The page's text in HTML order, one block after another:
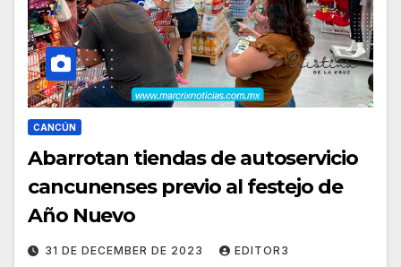
CANCÚN
Abarrotan tiendas de autoservicio
cancunenses previo al festejo de
Año Nuevo
31 DE DECEMBER DE 2023 EDITOR3